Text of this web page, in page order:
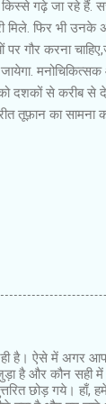
गढ़े जा रहे हैं. सच
मिले. फिर भी उनके
गौर करना
मनोचिकित्सक
दशकों से करीब से
तूफ़ान का सामना
है। ऐसे में अगर
है और कौन सही
छोड़ गये। हाँ,